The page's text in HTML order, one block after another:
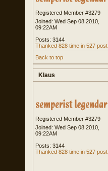
Registered Member #3279
Joined: Wed Sep 08 2010,
09:22AM
Posts: 3144
Thanked 828 time in 527 post
Back to top
Klaus
Registered Member #3279
Joined: Wed Sep 08 2010,
09:22AM
Posts: 3144
Thanked 828 time in 527 post